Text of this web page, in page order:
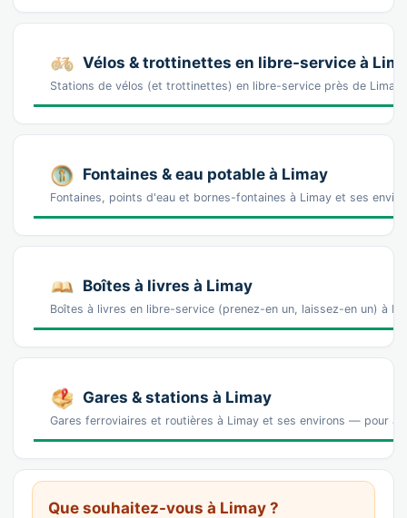
Vélos & trottinettes en libre-service à
Stations de vélos (et trottinettes) en libre-service près de
Fontaines & eau potable à Limay
Fontaines, points d'eau et bornes-fontaines à Limay et ses
Boîtes à livres à Limay
Boîtes à livres en libre-service (prenez-en un, laissez-en un) à
Gares & stations à Limay
Gares ferroviaires et routières à Limay et ses environs — pour
Que souhaitez-vous à Limay ?